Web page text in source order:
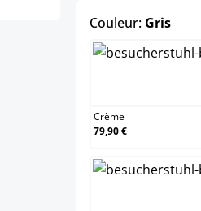
Couleur: Grisselect
Crème
79,90 €